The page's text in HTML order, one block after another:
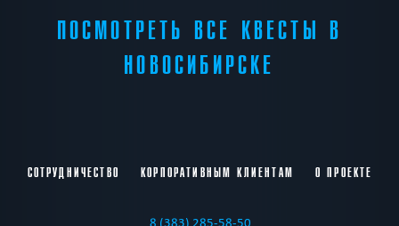
ПОСМОТРЕТЬ ВСЕ КВЕСТЫ В
НОВОСИБИРСКЕ
СОТРУДНИЧЕСТВО КОРПОРАТИВНЫМ КЛИЕНТАМ О ПРОЕКТЕ
8 (383) 285-58-50